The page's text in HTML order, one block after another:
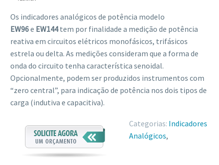
Os indicadores analógicos de potência modelo
EW96e EW144tem por finalidade a medição de potência
reativa em circuitos elétricos monofásicos, trifásicos
estrela ou delta. As medições consideram que a forma de
onda do circuito tenha característica senoidal.
Opcionalmente, podem ser produzidos instrumentos com
“zero central”, para indicação de potência nos dois tipos de
carga (indutiva e capacitiva).
Categorias: Indicadores
Analógicos,